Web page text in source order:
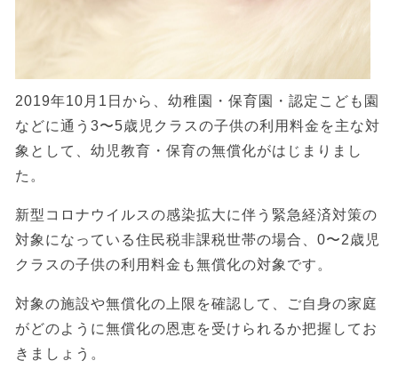
2019年10月1日から、幼稚園・保育園・認定こども園
などに通う3〜5歳児クラスの子供の利用料金を主な対
象として、幼児教育・保育の無償化がはじまりまし
た。
新型コロナウイルスの感染拡大に伴う緊急経済対策の
対象になっている住民税非課税世帯の場合、0〜2歳児
クラスの子供の利用料金も無償化の対象です。
対象の施設や無償化の上限を確認して、ご自身の家庭
がどのように無償化の恩恵を受けられるか把握してお
きましょう。